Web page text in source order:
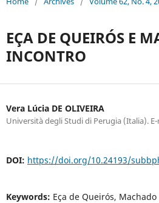
EÇA DE QUEIRÓS E
INCONTRO
Vera Lúcia DE OLIVEIRA
Università degli Studi di Perugia (Italia).
DOI: https://doi.org/10.24193/
Keywords: Eça de Queirós,